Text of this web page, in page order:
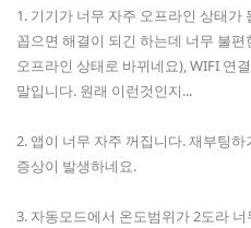
1. 기기가 너무 자주 오프라인 상태가
꼽으면 해결이 되긴 하는데 너무 불
오프라인 상태로 바뀌네요), WIFI 연
말입니다. 원래 이런것인지...
2. 앱이 너무 자주 꺼집니다. 재부팅
증상이 발생하네요.
3. 자동모드에서 온도범위가 2도라